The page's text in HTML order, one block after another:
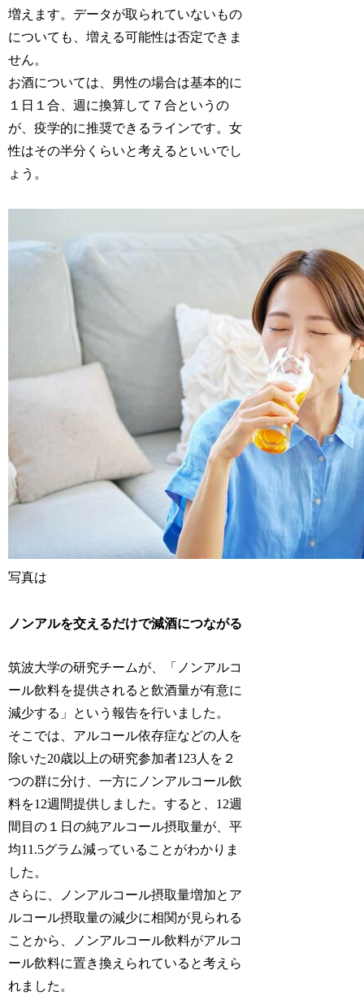
増えます。データが取られていないもの
についても、増える可能性は否定できま
せん。
お酒については、男性の場合は基本的に
１日１合、週に換算して７合というの
が、疫学的に推奨できるラインです。女
性はその半分くらいと考えるといいでし
ょう。
写真は
ノンアルを交えるだけで減酒につながる
筑波大学の研究チームが、「ノンアルコ
ール飲料を提供されると飲酒量が有意に
減少する」という報告を行いました。
そこでは、アルコール依存症などの人を
除いた20歳以上の研究参加者123人を２
つの群に分け、一方にノンアルコール飲
料を12週間提供しました。すると、12週
間目の１日の純アルコール摂取量が、平
均11.5グラム減っていることがわかりま
した。
さらに、ノンアルコール摂取量増加とア
ルコール摂取量の減少に相関が見られる
ことから、ノンアルコール飲料がアルコ
ール飲料に置き換えられていると考えら
れました。